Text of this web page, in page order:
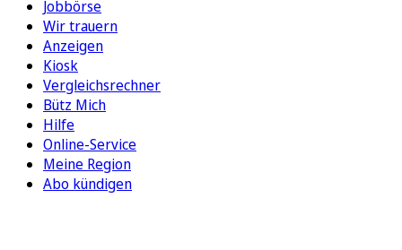
Jobbörse
Wir trauern
Anzeigen
Kiosk
Vergleichsrechner
Bütz Mich
Hilfe
Online-Service
Meine Region
Abo kündigen